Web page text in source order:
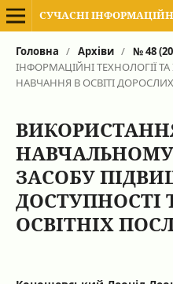
Головна / Архіви / № 48
ІНФОРМАЦІЙНІ ТЕХНОЛОГІЇ
НАВЧАННЯ В ОСВІТІ ДОРОСЛИХ
НАВЧАЛЬНОМУ
ЗАСОБУ
ДОСТУПНОСТІ
ОСВІТНІХ